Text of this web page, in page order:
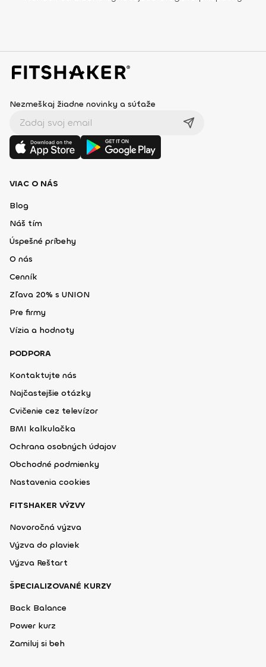
Nezmeškaj žiadne novinky a súťaže
VIAC O NÁS
Blog
Náš tím
Úspešné príbehy
O nás
Cenník
Zľava 20% s UNION
Pre firmy
Vízia a hodnoty
PODPORA
Kontaktujte nás
Najčastejšie otázky
Cvičenie cez televízor
BMI kalkulačka
Ochrana osobných údajov
Obchodné podmienky
Nastavenia cookies
FITSHAKER VÝZVY
Novoročná výzva
Výzva do plaviek
Výzva Reštart
ŠPECIALIZOVANÉ KURZY
Back Balance
Power kurz
Zamiluj si beh